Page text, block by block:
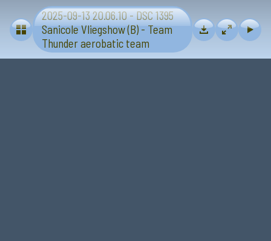
Vliegtuigen - Sanicole (B) 13 en 14 september 2025
2025-09-13 20.06.10 - DSC 1395
Sanicole Vliegshow (B) - Team
Thunder aerobatic team